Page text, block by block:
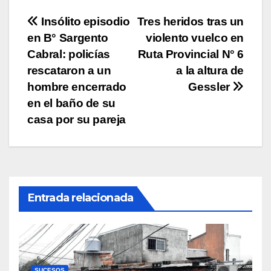
k
k
Navegación
de
entradas
Tres heridos tras un
violento vuelco en
Ruta Provincial N° 6
a la altura de
Gessler
Insólito episodio
en B° Sargento
Cabral: policías
rescataron a un
hombre encerrado
en el baño de su
casa por su pareja
Entrada relacionada